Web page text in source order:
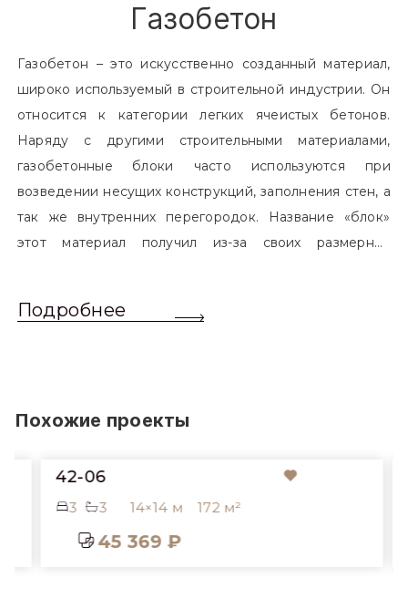
Газобетон
Газобетон – это искусственно созданный материал,
широко используемый в строительной индустрии. Он
относится к категории легких ячеистых бетонов.
Наряду с другими строительными материалами,
газобетонные блоки часто используются при
возведении несущих конструкций, заполнения стен, а
так же внутренних перегородок. Название «блок»
этот материал получил из-за своих размерных
обычный одинарный кирпич. Размер блоков различен
Подробнее
Похожие проекты
42-06
3 3 14×14 м 172 м²
45 369 ₽